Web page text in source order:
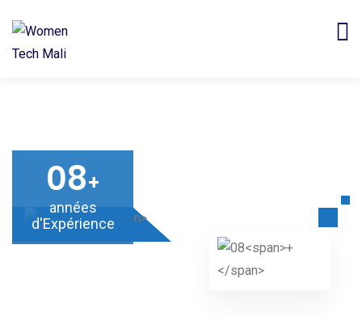
08+
années
d'Expérience